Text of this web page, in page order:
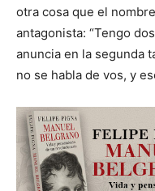
otra cosa que el
antagonista: “Tengo
anuncia en la segunda
no se habla de vos, y